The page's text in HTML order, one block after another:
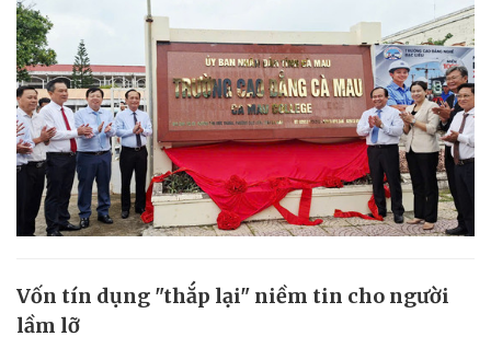
Vốn tín dụng "thắp lại" niềm tin cho người
lầm lỡ